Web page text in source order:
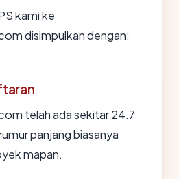
kami ke
disimpulkan dengan:
telah ada sekitar 24.7
panjang biasanya
mapan.